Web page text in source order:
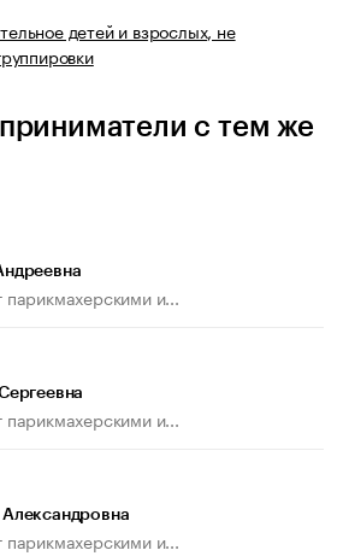
детей и взрослых, не
с тем же
парикмахерскими и...
парикмахерскими и...
парикмахерскими и...